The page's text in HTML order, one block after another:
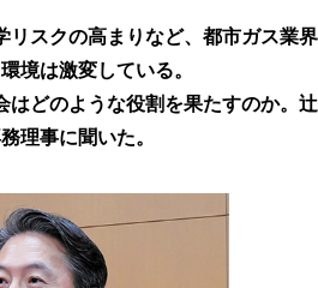
リスクの高まりなど、都市ガス業界
境は激変している。
はどのような役割を果たすのか。辻
理事に聞いた。